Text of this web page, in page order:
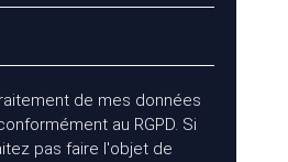
de mes données
au RGPD. Si
pas faire l'objet de